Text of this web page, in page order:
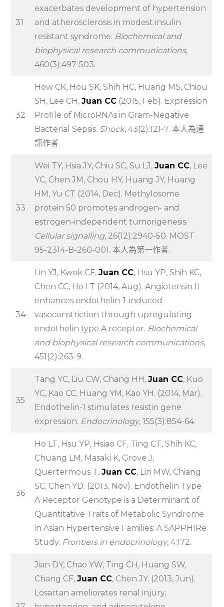
31
exacerbates development of hypertension
and atherosclerosis in modest insulin
resistant syndrome. Biochemical and
biophysical research communications,
460(3):497-503.
32
How CK, Hou SK, Shih HC, Huang MS, Chiou
SH, Lee CH,Juan CC (2015, Feb). Expression
Profile of MicroRNAs in Gram-Negative
Bacterial Sepsis. Shock, 43(2):121-7. 本人為通
訊作者.
33
Wei TY, Hsia JY, Chiu SC, Su LJ,Juan CC, Lee
YC, Chen JM, Chou HY, Huang JY, Huang
HM, Yu CT (2014, Dec). Methylosome
protein 50 promotes androgen- and
estrogen-independent tumorigenesis.
Cellular signalling, 26(12):2940-50. MOST
95-2314-B-260-001. 本人為第一作者.
34
Lin YJ, Kwok CF,Juan CC, Hsu YP, Shih KC,
Chen CC, Ho LT (2014, Aug). Angiotensin II
enhances endothelin-1-induced
vasoconstriction through upregulating
endothelin type A receptor. Biochemical
and biophysical research communications,
451(2):263-9.
35
Tang YC, Liu CW, Chang HH,Juan CC, Kuo
YC, Kao CC, Huang YM, Kao YH. (2014, Mar).
Endothelin-1 stimulates resistin gene
expression. Endocrinology, 155(3):854-64.
36
Ho LT, Hsu YP, Hsiao CF, Ting CT, Shih KC,
Chuang LM, Masaki K, Grove J,
Quertermous T,Juan CC, Lin MW, Chiang
SC, Chen YD. (2013, Nov). Endothelin Type
A Receptor Genotype is a Determinant of
Quantitative Traits of Metabolic Syndrome
in Asian Hypertensive Families: A SAPPHIRe
Study. Frontiers in endocrinology, 4:172.
Jian DY, Chao YW, Ting CH, Huang SW,
Chang CF,Juan CC, Chen JY. (2013, Jun).
Losartan ameliorates renal injury,